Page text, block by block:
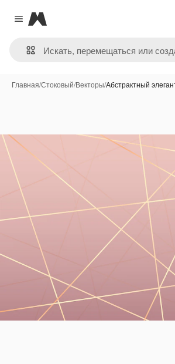
Close menu
Magnific
Главная/Стоковый/Векторы/Абстрактный